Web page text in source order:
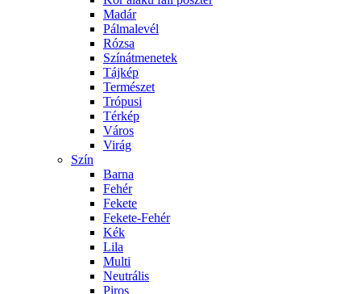
Madár
Pálmalevél
Rózsa
Színátmenetek
Tájkép
Természet
Trópusi
Térkép
Város
Virág
Szín
Barna
Fehér
Fekete
Fekete-Fehér
Kék
Lila
Multi
Neutrális
Piros